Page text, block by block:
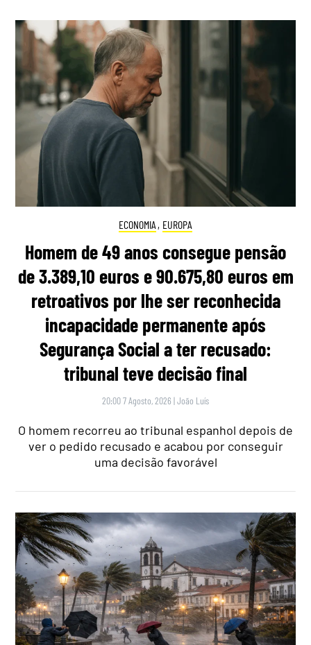
ECONOMIA , EUROPA
Homem de 49 anos consegue pensão
de 3.389,10 euros e 90.675,80 euros em
retroativos por lhe ser reconhecida
incapacidade permanente após
Segurança Social a ter recusado:
tribunal teve decisão final
20:00 7 Agosto, 2026 |João Luís
O homem recorreu ao tribunal espanhol depois de
ver o pedido recusado e acabou por conseguir
uma decisão favorável